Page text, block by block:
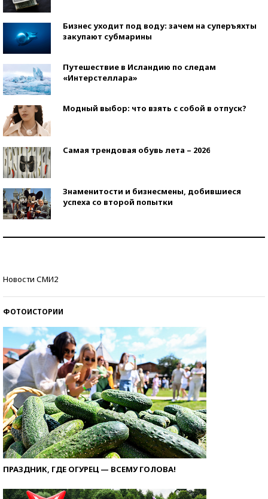
Бизнес уходит под воду: зачем на суперъяхты
закупают субмарины
Путешествие в Исландию по следам
«Интерстеллара»
Модный выбор: что взять с собой в отпуск?
Самая трендовая обувь лета – 2026
Знаменитости и бизнесмены, добившиеся
успеха со второй попытки
Новости СМИ2
ФОТОИСТОРИИ
ПРАЗДНИК, ГДЕ ОГУРЕЦ — ВСЕМУ ГОЛОВА!